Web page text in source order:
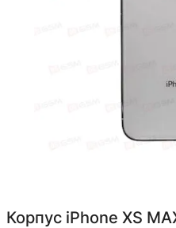
Корпус iPhone XS